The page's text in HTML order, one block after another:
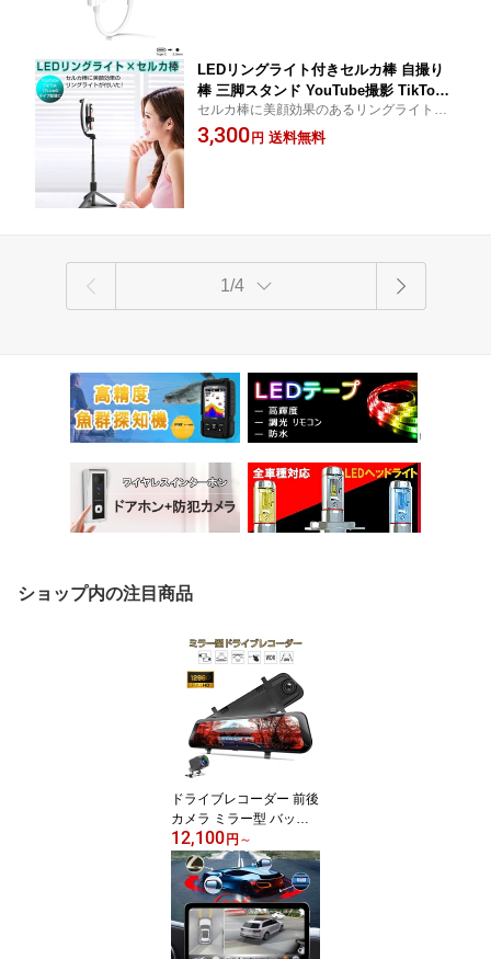
LEDリングライト付きセルカ棒 自撮り
棒 三脚スタンド YouTube撮影 TikTok 1
7Live ライブ配信 卓上 リモコン付き 動
画 オンライン会議 授業 zoom 高輝度
セルカ棒に美顔効果のあるリングライトが
付いた！ 自撮りは勿論、YouTubeやTikTo
k、17Live等の動画撮影でもキレイに映せて
3,300 円 送料無料
1/4
ショップ内の注目商品
ドライブレコーダー 前後
カメラ ミラー型 バック
カメラ あおり運転対策 F
HD 2k 1296P 200万画素
10インチ タッチパネル 1
70度広角 常時録画 WDR
防水 6ヶ月保証
12,100 円 ～